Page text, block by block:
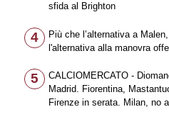
sfida al Brighton
4
Più che l’alternativa a
l'alternativa alla manovra
5
CALCIOMERCATO -
Madrid. Fiorentina,
Firenze in serata. Milan, no